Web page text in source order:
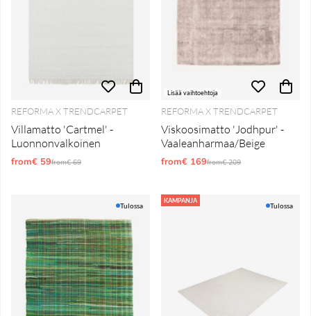
REFORMA X TRENDCARPET
Villamatto 'Cartmel' -
Luonnonvalkoinen
from€ 59Normaali hinta
from€ 69
Lisää vaihtoehtoja
REFORMA X TRENDCARPET
Viskoosimatto 'Jodhpur' -
Vaaleanharmaa/Beige
from€ 169Normaali hinta
from€ 209
Tulossa
KAMPANJA
Tulossa